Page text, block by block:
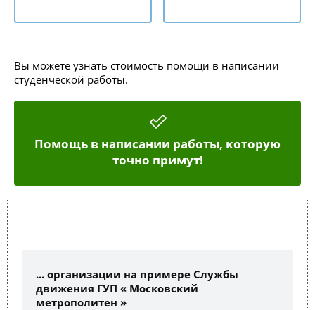
Вы можете узнать стоимость помощи в написании
студенческой работы.
Помощь в написании работы, которую
точно примут!
... организации на примере Службы
движения ГУП « Московский
метрополитен »